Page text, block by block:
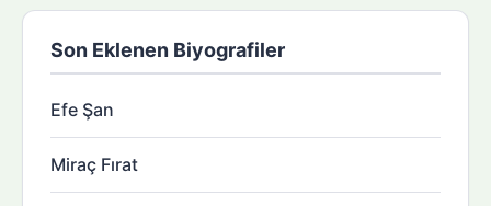
Son Eklenen Biyografiler
Efe Şan
Miraç Fırat